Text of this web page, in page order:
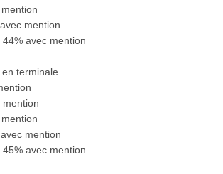
mention
avec mention
terminale
mention
mention
avec mention